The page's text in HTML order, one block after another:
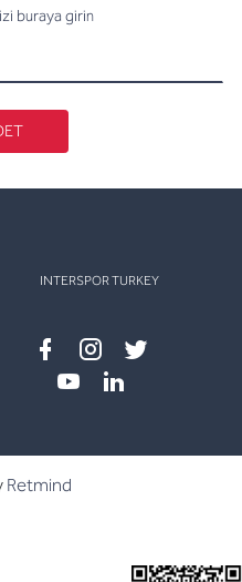
buraya girin
INTERSPOR TURKEY
Facebook
instagram
twitter
Retmind